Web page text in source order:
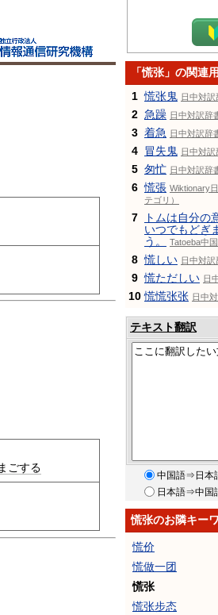
ごする
「慌张」の関連
1 慌张鬼 日中対訳
2 急躁 日中対訳辞
3 着急 日中対訳辞
4 冒失鬼 日中対訳
5 匆忙 日中対訳辞
6 慌張 Wiktionary
テゴリ）
7
トムは自分の
いつでもどぎ
う。
Tatoeba中
8 慌しい 日中対訳
9 慌ただしい 日
10 慌慌张张 日中
テキスト翻訳
中国語⇒日本
日本語⇒中国
慌张のお隣キー
慌价
慌做一团
慌张
慌张步态